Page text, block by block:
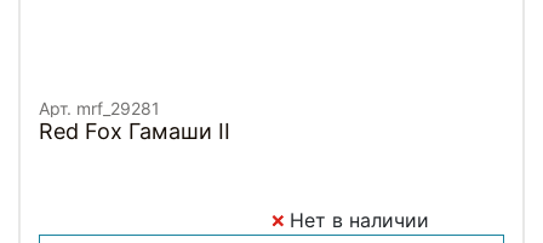
Арт. mrf_29281
Red Fox Гамаши II
Нет в наличии